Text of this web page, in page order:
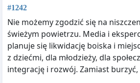
#1242
Nie możemy zgodzić się na
świeżym powietrzu. Media i
planuje się likwidację boiska i
z dziećmi, dla młodzieży, dla
integrację i rozwój. Zamiast